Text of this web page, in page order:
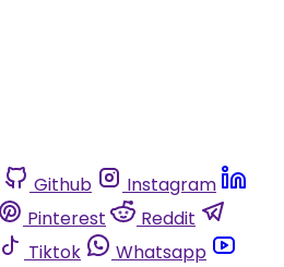
Github
Instagram
Pinterest
Reddit
Tiktok
Whatsapp